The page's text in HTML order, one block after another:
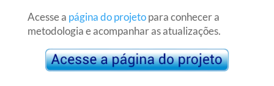
Acesse a página do projetopara conhecer a
metodologia e acompanhar as atualizações.